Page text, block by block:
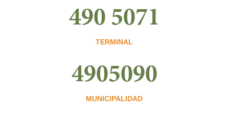
490 5071
TERMINAL
4905090
MUNICIPALIDAD